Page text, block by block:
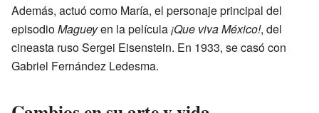
Además, actuó como María, el personaje principal del
episodioMagueyen la película¡Que viva México!, del
cineasta ruso Sergei Eisenstein. En 1933, se casó con
Gabriel Fernández Ledesma.